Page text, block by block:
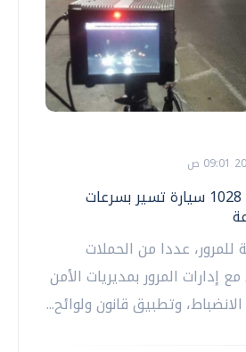
رادار المرور يلتقط 1028 سيارة تسير بسرعات
للمرور، عددا من الحملات
إدارات المرور بمديريات الأمن
وتطبيق قانون ولوائح...